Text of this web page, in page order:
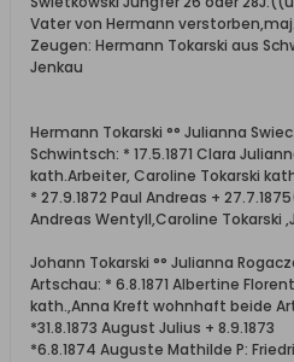
Vater von Hermann
Zeugen: Hermann Tokarski aus
Jenkau
Hermann Tokarski °° Julianna
Schwintsch: * 17.5.1871 Clara
kath.Arbeiter, Caroline Tokarski
* 27.9.1872 Paul Andreas +
Andreas Wentyll,Caroline Tokarski
Johann Tokarski °° Julianna
Artschau: * 6.8.1871 Albertine
kath.,Anna Kreft wohnhaft beide
*31.8.1873 August Julius + 8.9.1873
*6.8.1874 Auguste Mathilde P: